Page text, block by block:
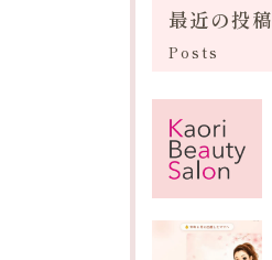
最近の投稿
Posts